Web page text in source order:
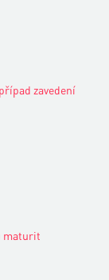
zavedení
maturit